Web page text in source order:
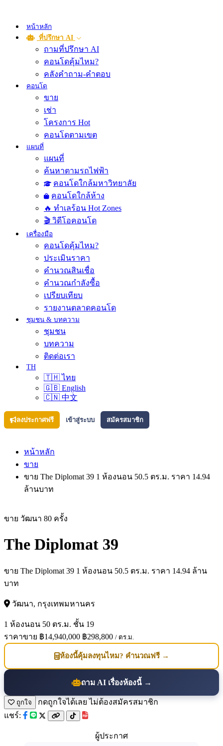
หน้าหลัก
ที่ปรึกษา AI
ถามที่ปรึกษา AI
คอนโดคุ้มไหม?
คลังคำถาม-คำตอบ
คอนโด
ขาย
เช่า
โครงการ Hot
คอนโดตามเขต
แผนที่
แผนที่
ค้นหาตามรถไฟฟ้า
คอนโดใกล้มหาวิทยาลัย
คอนโดใกล้ห้าง
🔥 ทำเลร้อน Hot Zones
🎬 วิดีโอคอนโด
เครื่องมือ
คอนโดคุ้มไหม?
ประเมินราคา
คำนวณสินเชื่อ
คำนวณกำลังซื้อ
เปรียบเทียบ
รายงานตลาดคอนโด
ชุมชน & บทความ
ชุมชน
บทความ
ติดต่อเรา
TH
🇹🇭 ไทย
🇬🇧 English
🇨🇳 中文
ลงประกาศฟรี เข้าสู่ระบบ สมัครสมาชิก
หน้าหลัก
ขาย
ขาย The Diplomat 39 1 ห้องนอน 50.5 ตร.ม. ราคา 14.94
ล้านบาท
ขาย วัฒนา 80 ครั้ง
The Diplomat 39
ขาย The Diplomat 39 1 ห้องนอน 50.5 ตร.ม. ราคา 14.94 ล้าน
บาท
วัฒนา, กรุงเทพมหานคร
1 ห้องนอน 50 ตร.ม. ชั้น 19
ราคาขาย ฿14,940,000 ฿298,800 / ตร.ม.
ห้องนี้คุ้มลงทุนไหม? คำนวณฟรี →
ถาม AI เรื่องห้องนี้ →
ถูกใจ
กดถูกใจได้เลย ไม่ต้องสมัครสมาชิก
แชร์:
ผู้ประกาศ